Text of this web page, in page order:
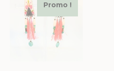
Promo !